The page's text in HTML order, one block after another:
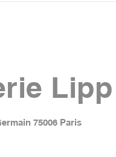
Lipp
75006 Paris((在新